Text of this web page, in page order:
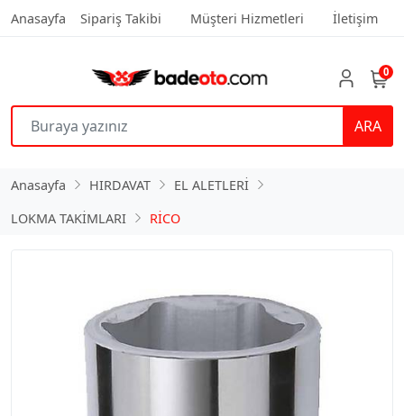
Anasayfa Sipariş Takibi Müşteri Hizmetleri İletişim
ARA
0
Anasayfa HIRDAVAT
EL ALETLERİ
LOKMA TAKİMLARI
RİCO